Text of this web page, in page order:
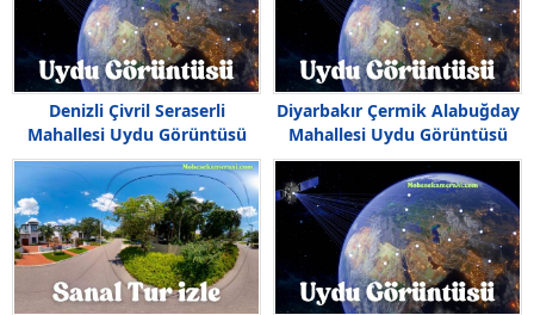
Denizli Çivril Seraserli
Mahallesi Uydu Görüntüsü
Diyarbakır Çermik Alabuğday
Mahallesi Uydu Görüntüsü
Haritasi